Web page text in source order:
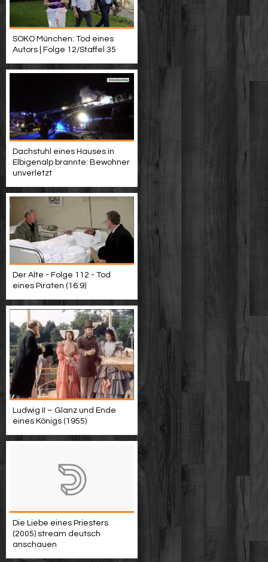
SOKO München: Tod eines
Autors | Folge 12/Staffel 35
Dachstuhl eines Hauses in
Elbigenalp brannte: Bewohner
unverletzt
Der Alte - Folge 112 - Tod
eines Piraten (16:9)
Ludwig II – Glanz und Ende
eines Königs (1955)
Die Liebe eines Priesters
(2005) stream deutsch
anschauen